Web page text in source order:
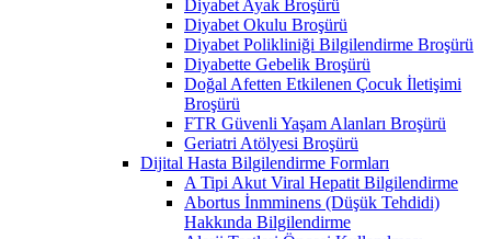
Diyabet Ayak Broşürü
Diyabet Okulu Broşürü
Diyabet Polikliniği Bilgilendirme Broşürü
Diyabette Gebelik Broşürü
Doğal Afetten Etkilenen Çocuk İletişimi
Broşürü
FTR Güvenli Yaşam Alanları Broşürü
Geriatri Atölyesi Broşürü
Dijital Hasta Bilgilendirme Formları
A Tipi Akut Viral Hepatit Bilgilendirme
Abortus İnmminens (Düşük Tehdidi)
Hakkında Bilgilendirme